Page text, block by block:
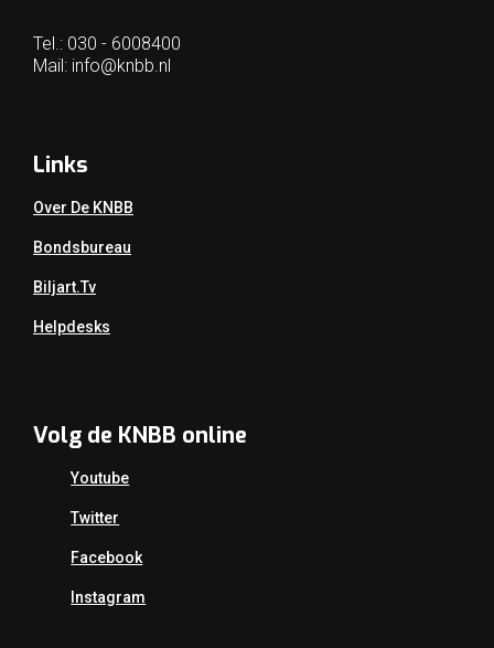
Tel.: 030 - 6008400
Mail: info@knbb.nl
Links
Over De KNBB
Bondsbureau
Biljart.tv
Helpdesks
Volg de KNBB online
Youtube
Twitter
Facebook
Instagram